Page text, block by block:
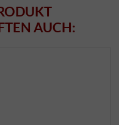
AUCH: